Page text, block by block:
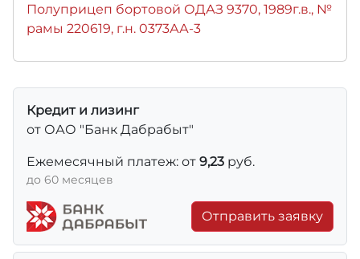
Полуприцеп бортовой ОДАЗ 9370, 1989г.в., №
рамы 220619, г.н. 0373АА-3
Кредит и лизинг
от ОАО "Банк Дабрабыт"
Ежемесячный платеж: от 9,23 руб.
до 60 месяцев
Отправить заявку